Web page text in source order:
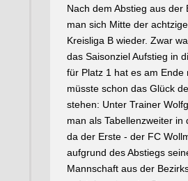
Nach dem Abstieg aus der
man sich Mitte der
Kreisliga B wieder. Zwar
das Saisonziel Aufstieg in
für Platz 1 hat es am Ende
müsste schon das Glück
stehen: Unter Trainer
man als Tabellenzweiter in
da der Erste - der FC
aufgrund des Abstiegs
Mannschaft aus der